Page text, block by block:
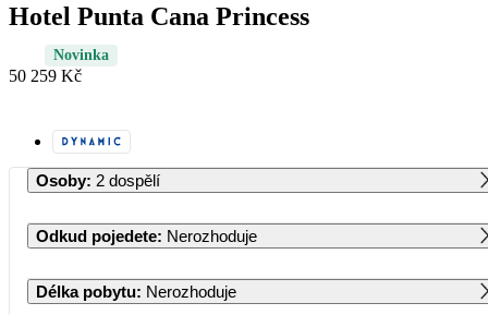
Hotel Punta Cana Princess
Novinka
50 259 Kč
Osoby: 2 dospělí
Odkud pojedete: Nerozhoduje
Délka pobytu: Nerozhoduje